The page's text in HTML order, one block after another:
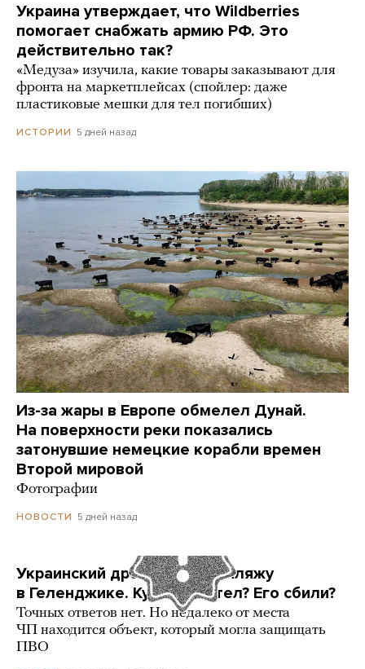
Украина утверждает, что Wildberries
помогает снабжать армию РФ. Это
действительно так?
«Медуза» изучила, какие товары заказывают для
фронта на маркетплейсах (спойлер: даже
пластиковые мешки для тел погибших)
ИСТОРИИ 5 дней назад
Из-за жары в Европе обмелел Дунай.
На поверхности реки показались
затонувшие немецкие корабли времен
Второй мировой
Фотографии
НОВОСТИ 5 дней назад
Украинский дрон попал по пляжу
в Геленджике. Куда он летел? Его сбили?
Точных ответов нет. Но недалеко от места
ЧП находится объект, который могла защищать
ПВО